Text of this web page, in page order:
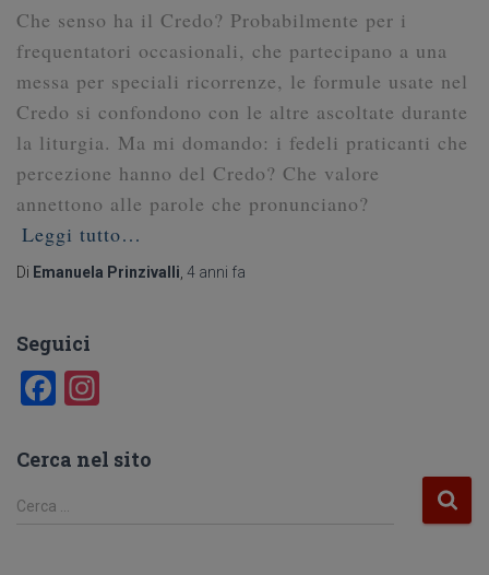
Che senso ha il Credo? Probabilmente per i
frequentatori occasionali, che partecipano a una
messa per speciali ricorrenze, le formule usate nel
Credo si confondono con le altre ascoltate durante
la liturgia. Ma mi domando: i fedeli praticanti che
percezione hanno del Credo? Che valore
annettono alle parole che pronunciano?
Leggi tutto…
Di Emanuela Prinzivalli 4 anni fa
Seguici
F
c
a
Cerca nel sito
R
Cerca …